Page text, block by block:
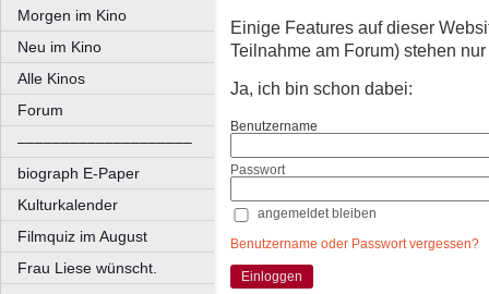
Morgen im Kino
Neu im Kino
Alle Kinos
Forum
––––––––––––––––––––
biograph E-Paper
Kulturkalender
Filmquiz im August
Frau Liese wünscht.
Einige Features auf dieser
Teilnahme am Forum) stehen
Ja, ich bin schon dabei:
Benutzername
Passwort
angemeldet bleiben
Benutzername oder Passwort vergessen?
Einloggen